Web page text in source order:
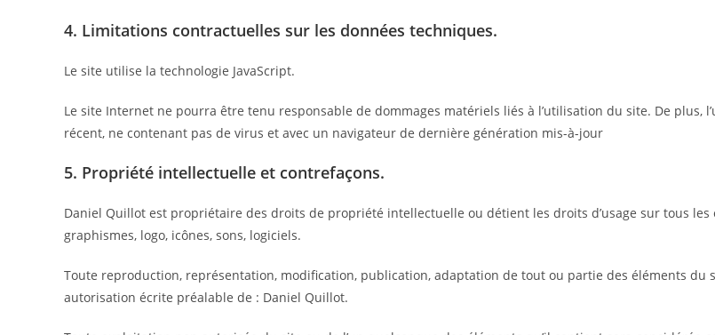
4. Limitations contractuelles sur les données techniques.
Le site utilise la technologie JavaScript.
Le site Internet ne pourra être tenu responsable de dommages matériels liés à l’utilisation du site. De plus,
récent, ne contenant pas de virus et avec un navigateur de dernière génération mis-à-jour
5. Propriété intellectuelle et contrefaçons.
Daniel Quillot est propriétaire des droits de propriété intellectuelle ou détient les droits d’usage sur tous
graphismes, logo, icônes, sons, logiciels.
Toute reproduction, représentation, modification, publication, adaptation de tout ou partie des éléments
autorisation écrite préalable de : Daniel Quillot.